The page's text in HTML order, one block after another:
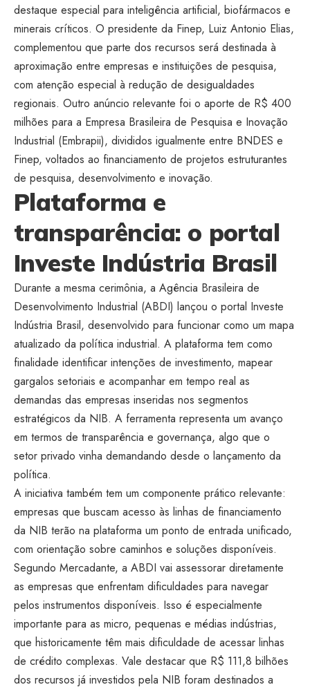
destaque especial para inteligência artificial, biofármacos e
minerais críticos. O presidente da Finep, Luiz Antonio Elias,
complementou que parte dos recursos será destinada à
aproximação entre empresas e instituições de pesquisa,
com atenção especial à redução de desigualdades
regionais. Outro anúncio relevante foi o aporte de R$ 400
milhões para a Empresa Brasileira de Pesquisa e Inovação
Industrial (Embrapii), divididos igualmente entre BNDES e
Finep, voltados ao financiamento de projetos estruturantes
de pesquisa, desenvolvimento e inovação.
Plataforma e
transparência: o portal
Investe Indústria Brasil
Durante a mesma cerimônia, a Agência Brasileira de
Desenvolvimento Industrial (ABDI) lançou o portal Investe
Indústria Brasil, desenvolvido para funcionar como um mapa
atualizado da política industrial. A plataforma tem como
finalidade identificar intenções de investimento, mapear
gargalos setoriais e acompanhar em tempo real as
demandas das empresas inseridas nos segmentos
estratégicos da NIB. A ferramenta representa um avanço
em termos de transparência e governança, algo que o
setor privado vinha demandando desde o lançamento da
política.
A iniciativa também tem um componente prático relevante:
empresas que buscam acesso às linhas de financiamento
da NIB terão na plataforma um ponto de entrada unificado,
com orientação sobre caminhos e soluções disponíveis.
Segundo Mercadante, a ABDI vai assessorar diretamente
as empresas que enfrentam dificuldades para navegar
pelos instrumentos disponíveis. Isso é especialmente
importante para as micro, pequenas e médias indústrias,
que historicamente têm mais dificuldade de acessar linhas
de crédito complexas. Vale destacar que R$ 111,8 bilhões
dos recursos já investidos pela NIB foram destinados a